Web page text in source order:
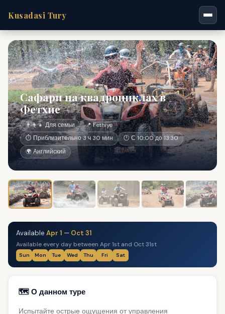
Kusadasi Tury
Сафари на квадроциклах в
Фетхие
👨‍👩‍👧 Для семьи
📍 Fethiye
⏱ Приблизительно 3 ч 30 мин
🕐 С 10:00 до 13:30
🌍 Английский
Available Apr 1 — Oct 31
Available every day between Apr 1st and Oct 31st
Sun Mon Tue Wed Thu Fri Sat
🗺️ О данном туре
Испытайте острые ощущения от управления